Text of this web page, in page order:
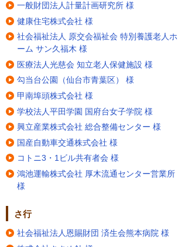
一般財団法人計量計画研究所 様
健康住宅株式会社 様
社会福祉法人 原交会福祉会 特別養護老人ホ
ーム サン久福木 様
医療法人光慈会 知立老人保健施設 様
勾当台公園（仙台市青葉区） 様
甲南埠頭株式会社 様
学校法人平田学園 国府台女子学院 様
興立産業株式会社 総合整備センター 様
国産自動車交通株式会社 様
コトニ3・1ビル共有者会 様
鴻池運輸株式会社 厚木流通センター営業所
様
さ行
社会福祉法人恩賜財団 済生会熊本病院 様